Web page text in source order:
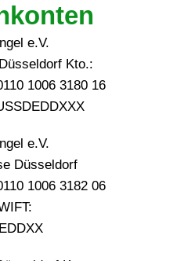
e.V.
Kto.:
1006 3180 16
e.V.
Düsseldorf
1006 3182 06